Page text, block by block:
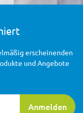
Anmelden
erscheinenden
und Angebote